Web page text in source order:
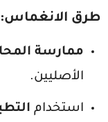
طرق الانغماس:
ممارسة
الأصليين.
استخدام